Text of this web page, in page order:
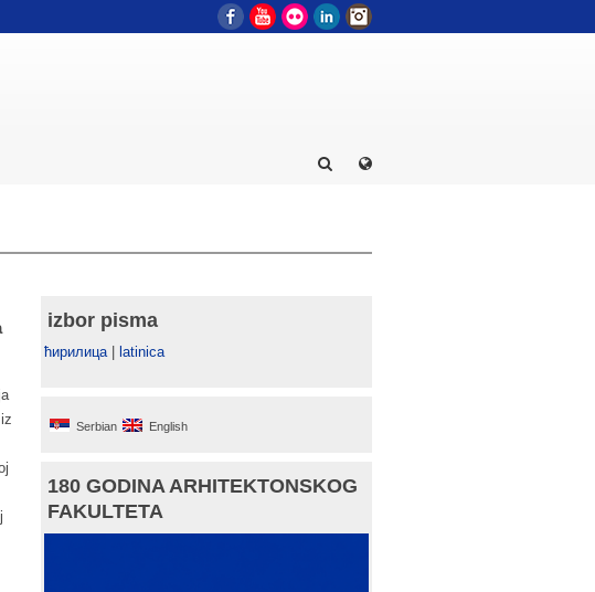
FacebookYouTube
Flickr LinkedIn
izbor pisma
ћирилица| latinica
Serbian English
180 GODINA ARHITEKTONSKOG
FAKULTETA